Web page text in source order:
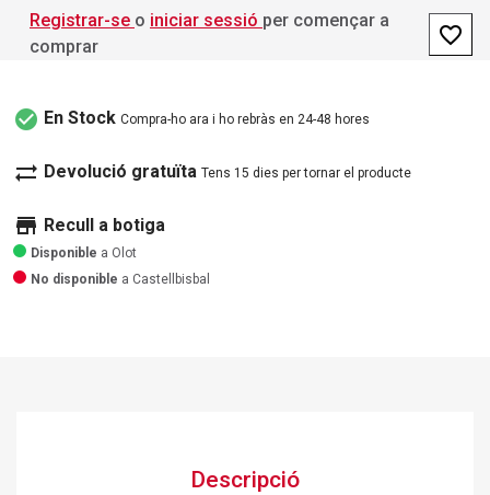
Registrar-se o iniciar sessió per començar a
comprar
favorite_border
check_circle En Stock Compra-ho ara i ho rebràs en 24-48 hores
sync_alt Devolució gratuïta Tens 15 dies per tornar el producte
store Recull a botiga
Disponible a Olot
No disponible a Castellbisbal
Descripció